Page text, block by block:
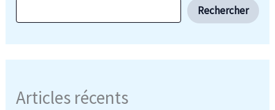
Rechercher
Articles récents